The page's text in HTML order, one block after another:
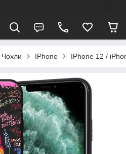
Чохли IPhone IPhone 12 /